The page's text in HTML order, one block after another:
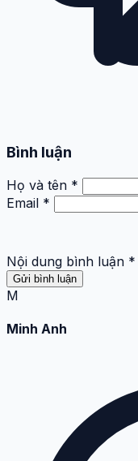
Bình luận
Họ và tên *
Email *
Nội dung bình luận *
Gửi bình luận
M
Minh Anh